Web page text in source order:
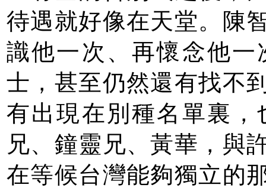
待遇就好像在天堂。陳
識他一次、再懷念他
士，甚至仍然還有找不
有出現在別種名單裏
兄、鐘靈兄、黃華，與
在等候台灣能夠獨立的